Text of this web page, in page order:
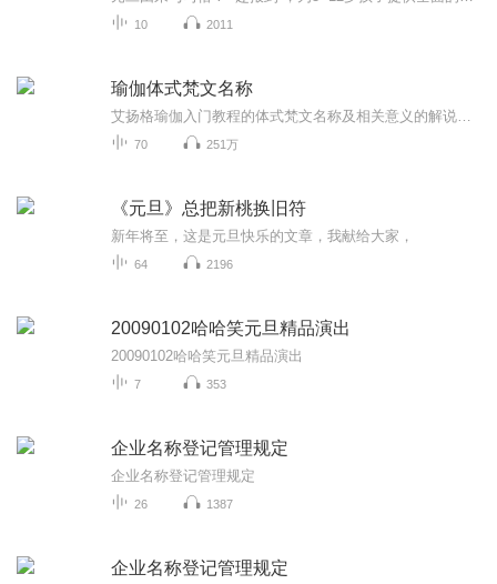
10 2011
瑜伽体式梵文名称
70 251万
《元旦》总把新桃换旧符
新年将至，这是元旦快乐的文章，我献给大家，
64 2196
20090102哈哈笑元旦精品演出
20090102哈哈笑元旦精品演出
7 353
企业名称登记管理规定
企业名称登记管理规定
26 1387
企业名称登记管理规定